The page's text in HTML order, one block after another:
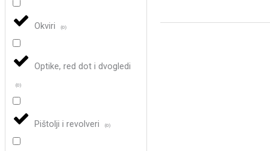
Okviri (0)
Optike, red dot i dvogledi
(0)
Pištolji i revolveri (0)